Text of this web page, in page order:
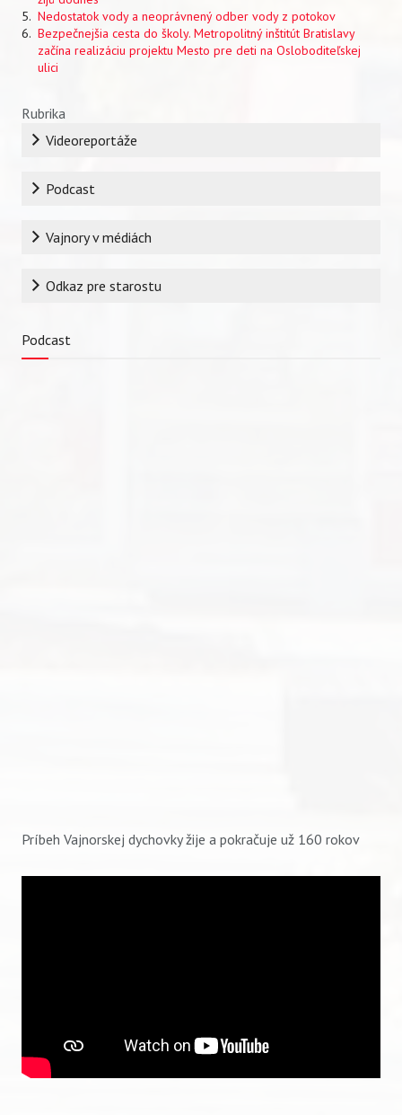
Nedostatok vody a neoprávnený odber vody z potokov
Bezpečnejšia cesta do školy. Metropolitný inštitút Bratislavy
začína realizáciu projektu Mesto pre deti na Osloboditeľskej
ulici
Rubrika
Videoreportáže
Podcast
Vajnory v médiách
Odkaz pre starostu
Podcast
Príbeh Vajnorskej dychovky žije a pokračuje už 160 rokov